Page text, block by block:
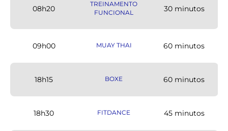
08h20
TREINAMENTO
FUNCIONAL
30 minutos
09h00 MUAY THAI 60 minutos
18h15 BOXE 60 minutos
18h30 FITDANCE 45 minutos